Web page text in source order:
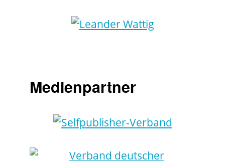
Medienpartner